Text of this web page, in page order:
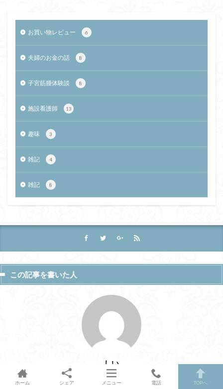
お買い物レビュー 6
夫婦のお金の話 8
子宮筋腫体験談 8
施設看護師 13
趣味 3
雑記 4
雑記 8
この記事を書いた人
しい
ブロガーになりたい人 介護施設の看護師・介護支援専門員・喀痰吸引等指導
ホーム シェア メニュー 電話 TOPへ